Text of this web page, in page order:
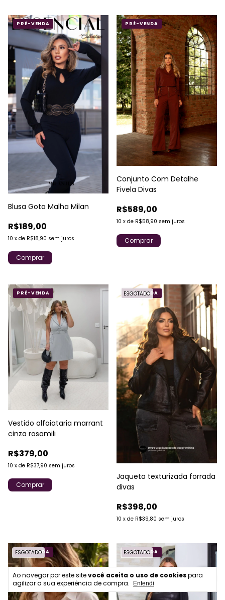
Ao navegar por este sitevocê aceita o uso de cookiespara
agilizar a sua experiência de compra.
Entendi
Blusa Gota Malha Milan
R$189,00
10 x de R$18,90 sem juros
Comprar
PRÉ-VENDA
Conjunto Com Detalhe
Fivela Divas
R$589,00
10 x de R$58,90 sem juros
Comprar
PRÉ-VENDA
Vestido alfaiataria marrant
cinza rosamili
R$379,00
10 x de R$37,90 sem juros
Comprar
PRÉ-VENDA ESGOTADO
Jaqueta texturizada forrada
divas
R$398,00
10 x de R$39,80 sem juros
PRÉ-VENDA
ESGOTADO
PRÉ-VENDA ESGOTADO
PRÉ-VENDA